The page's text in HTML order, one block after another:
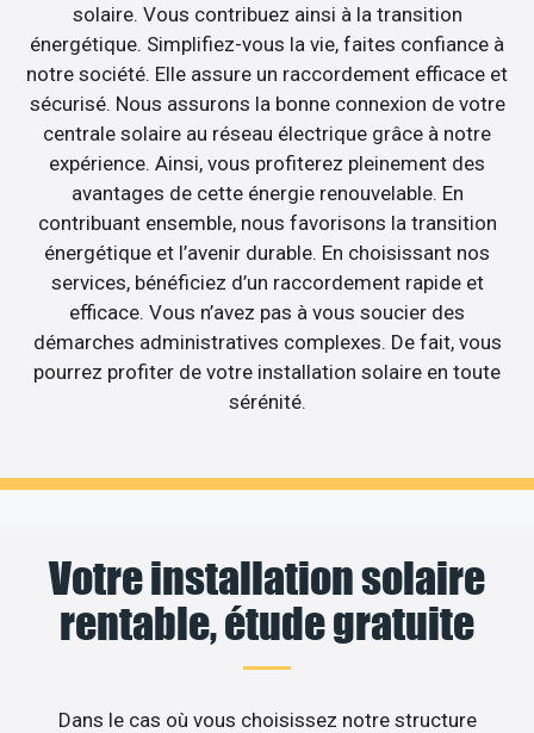
solaire. Vous contribuez ainsi à la transition
énergétique. Simplifiez-vous la vie, faites confiance à
notre société. Elle assure un raccordement efficace et
sécurisé. Nous assurons la bonne connexion de votre
centrale solaire au réseau électrique grâce à notre
expérience. Ainsi, vous profiterez pleinement des
avantages de cette énergie renouvelable. En
contribuant ensemble, nous favorisons la transition
énergétique et l’avenir durable. En choisissant nos
services, bénéficiez d’un raccordement rapide et
efficace. Vous n’avez pas à vous soucier des
démarches administratives complexes. De fait, vous
pourrez profiter de votre installation solaire en toute
sérénité.
Votre installation solaire
rentable, étude gratuite
Dans le cas où vous choisissez notre structure